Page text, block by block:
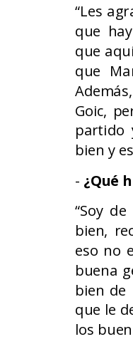
“Les
que
que
que
Goic,
partido
bien y
- ¿Qué
“Soy
bien,
eso no
buena
bien de
que le
los